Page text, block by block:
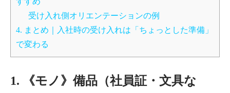
受け入れ側オリエンテーションの例
4. まとめ｜入社時の受け入れは「ちょっとした準備」
で変わる
1. 《モノ》備品（社員証・文具な